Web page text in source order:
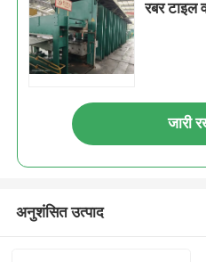
रबर टाइल
जारी
अनुशंसित उत्पाद